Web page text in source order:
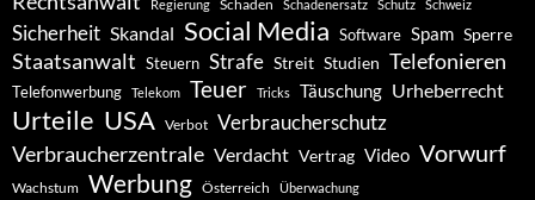
Regierung Schaden Schadenersatz Schutz Schweiz
Sicherheit Skandal Social Media Software Spam Sperre
Staatsanwalt Steuern Strafe Streit Studien Telefonieren
Telefonwerbung Telekom Teuer Tricks Täuschung Urheberrecht
Urteile USA Verbot Verbraucherschutz
Verbraucherzentrale Verdacht Vertrag Video Vorwurf
Wachstum Werbung Österreich Überwachung